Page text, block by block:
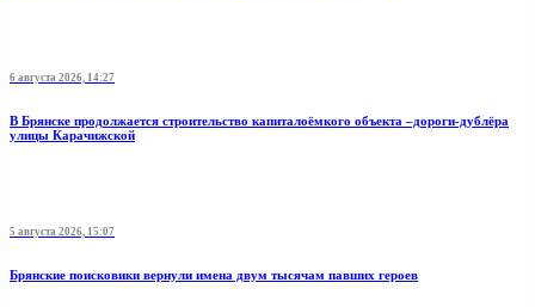
6 августа 2026, 14:27
В Брянске продолжается строительство капиталоёмкого объекта –дороги-дублёра
улицы Карачижской
5 августа 2026, 15:07
Брянские поисковики вернули имена двум тысячам павших героев